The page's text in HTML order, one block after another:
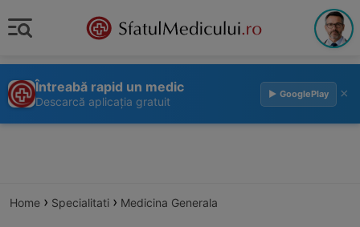
Întreabă rapid un medic
Descarcă aplicația gratuit
▶ GooglePlay ×
Home › Specialitati › Medicina Generala